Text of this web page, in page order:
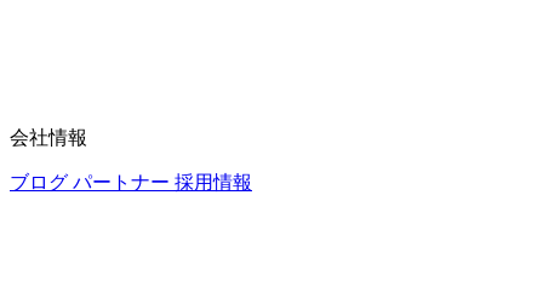
会社情報
ブログ パートナー 採用情報